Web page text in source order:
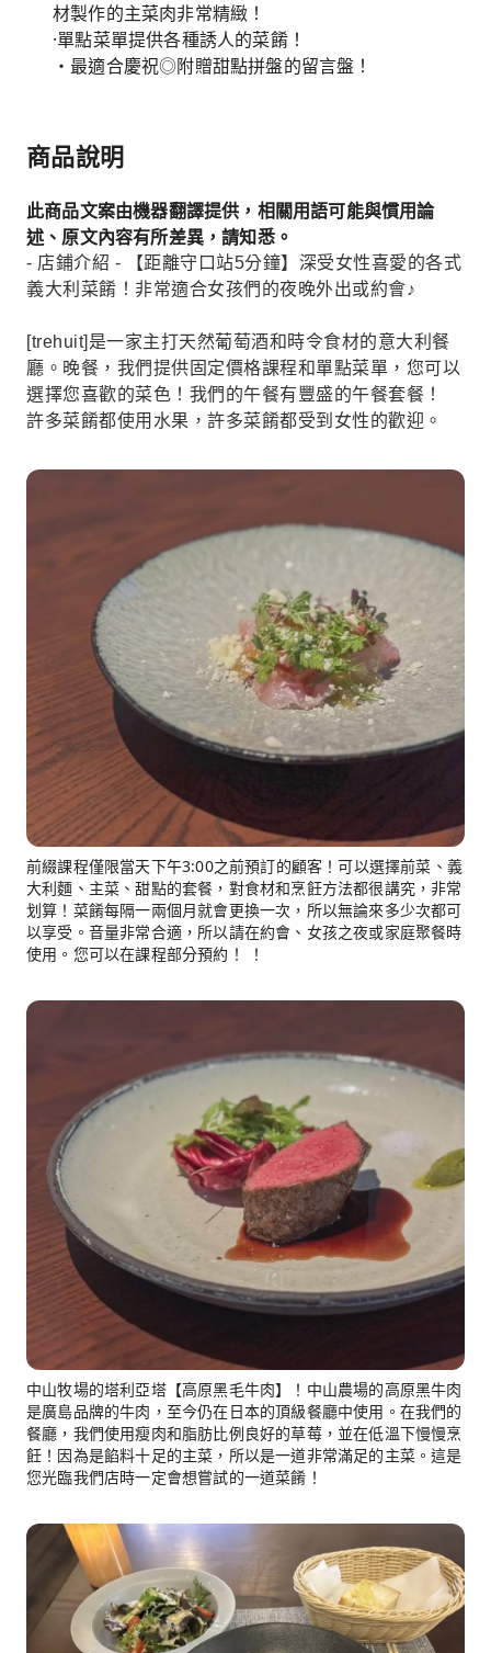
材製作的主菜肉非常精緻！
·單點菜單提供各種誘人的菜餚！
・最適合慶祝◎附贈甜點拼盤的留言盤！
商品說明
此商品文案由機器翻譯提供，相關用語可能與慣用論
述、原文內容有所差異，請知悉。
- 店鋪介紹 - 【距離守口站5分鐘】深受女性喜愛的各式
義大利菜餚！非常適合女孩們的夜晚外出或約會♪
[trehuit]是一家主打天然葡萄酒和時令食材的意大利餐
廳。晚餐，我們提供固定價格課程和單點菜單，您可以
選擇您喜歡的菜色！我們的午餐有豐盛的午餐套餐！
許多菜餚都使用水果，許多菜餚都受到女性的歡迎。
前綴課程僅限當天下午3:00之前預訂的顧客！可以選擇前菜、義
大利麵、主菜、甜點的套餐，對食材和烹飪方法都很講究，非常
划算！菜餚每隔一兩個月就會更換一次，所以無論來多少次都可
以享受。音量非常合適，所以請在約會、女孩之夜或家庭聚餐時
使用。您可以在課程部分預約！ ！
中山牧場的塔利亞塔【高原黑毛牛肉】！中山農場的高原黑牛肉
是廣島品牌的牛肉，至今仍在日本的頂級餐廳中使用。在我們的
餐廳，我們使用瘦肉和脂肪比例良好的草莓，並在低溫下慢慢烹
飪！因為是餡料十足的主菜，所以是一道非常滿足的主菜。這是
您光臨我們店時一定會想嘗試的一道菜餚！